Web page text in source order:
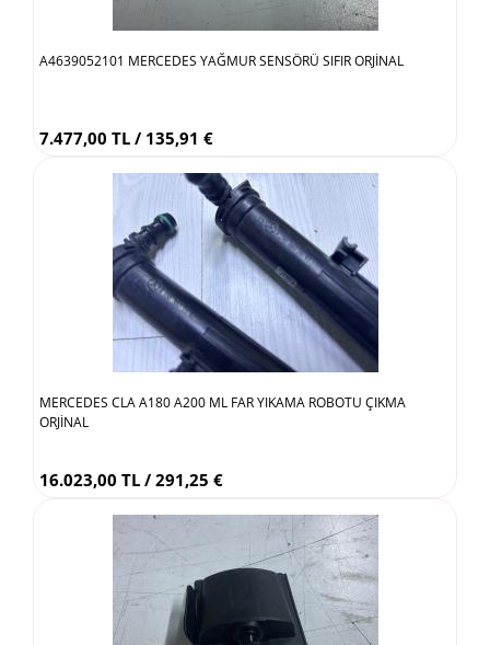
A4639052101 MERCEDES YAĞMUR SENSÖRÜ SIFIR ORJİNAL
7.477,00 TL / 135,91 €
MERCEDES CLA A180 A200 ML FAR YIKAMA ROBOTU ÇIKMA
ORJİNAL
16.023,00 TL / 291,25 €